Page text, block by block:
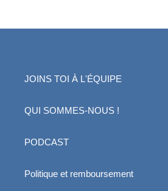
JOINS TOI À L'ÉQUIPE
QUI SOMMES-NOUS !
PODCAST
Politique et remboursement